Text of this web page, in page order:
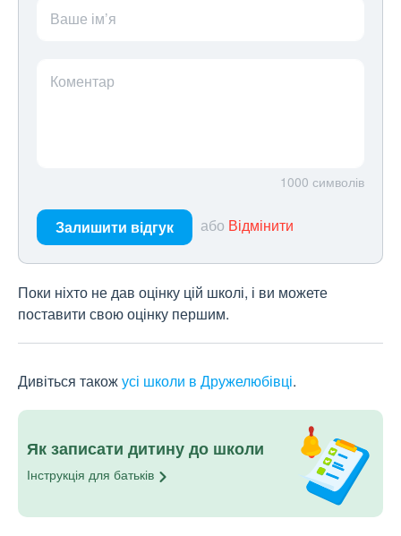
Ваше ім’я
Коментар
1000 символів
Залишити відгук або Відмінити
Поки ніхто не дав оцінку цій школі, і ви можете
поставити свою оцінку першим.
Дивіться такожусі школи в Дружелюбівці.
Як записати дитину до школи
Інструкція для батьків